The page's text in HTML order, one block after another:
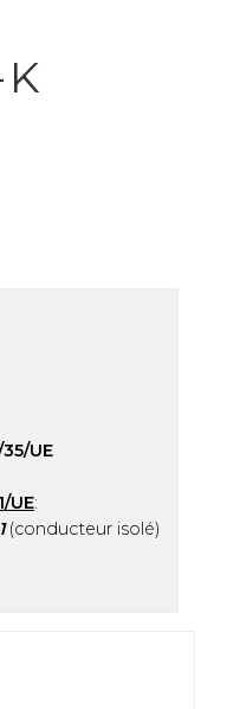
de
UE
UE:
(conducteur isolé)